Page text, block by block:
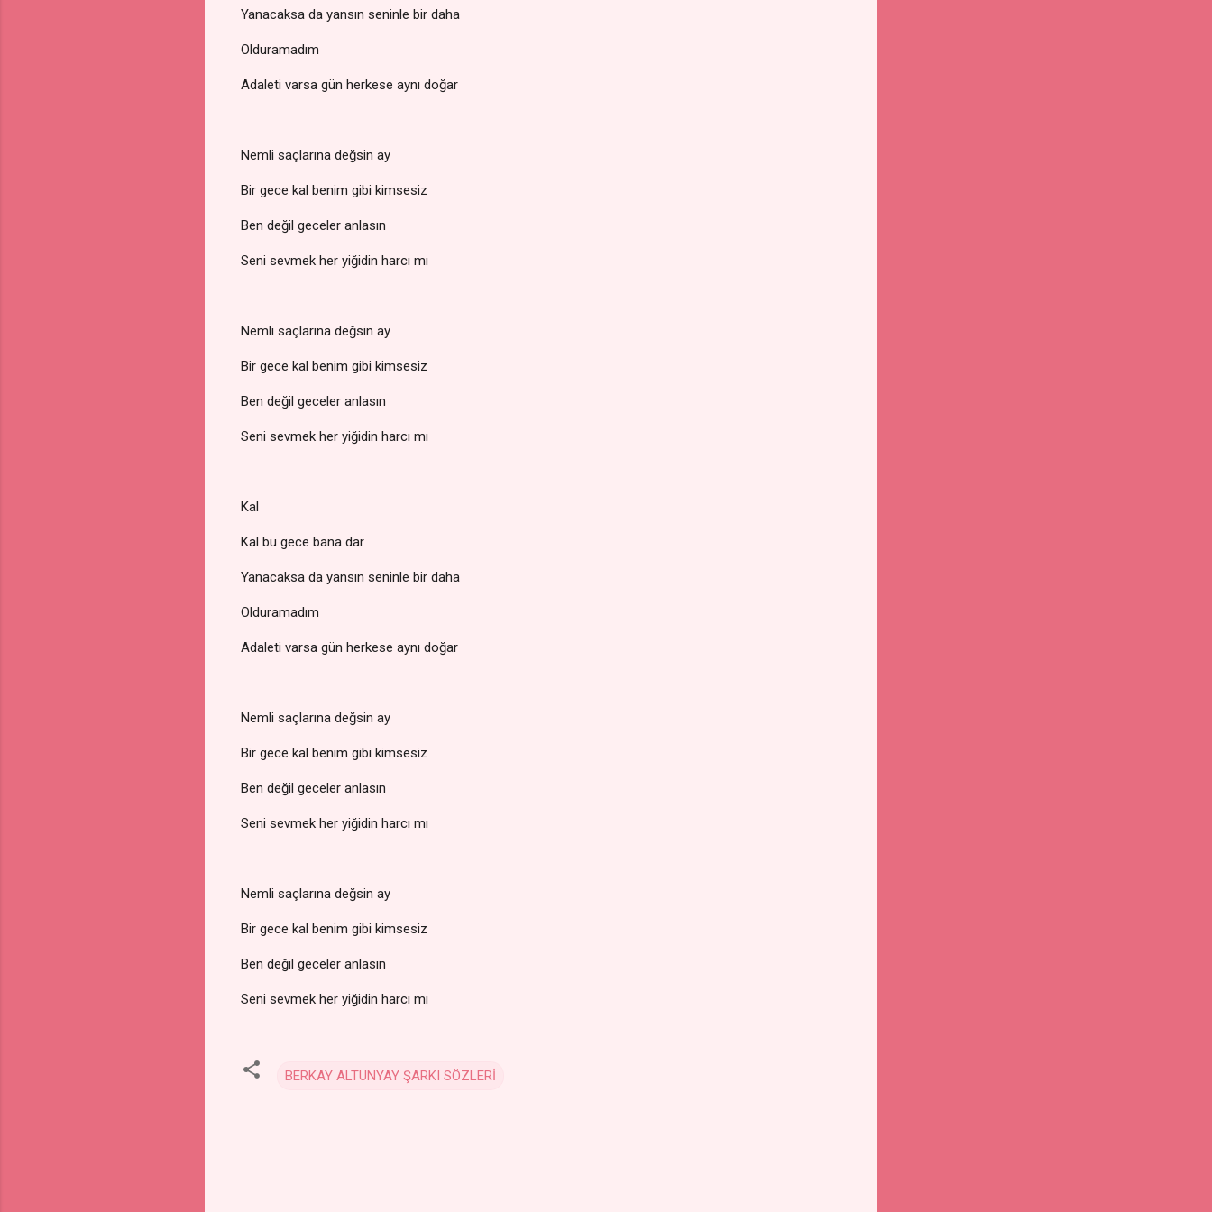
Yanacaksa da yansın seninle bir daha
Olduramadım
Adaleti varsa gün herkese aynı doğar
Nemli saçlarına değsin ay
Bir gece kal benim gibi kimsesiz
Ben değil geceler anlasın
Seni sevmek her yiğidin harcı mı
Nemli saçlarına değsin ay
Bir gece kal benim gibi kimsesiz
Ben değil geceler anlasın
Seni sevmek her yiğidin harcı mı
Kal
Kal bu gece bana dar
Yanacaksa da yansın seninle bir daha
Olduramadım
Adaleti varsa gün herkese aynı doğar
Nemli saçlarına değsin ay
Bir gece kal benim gibi kimsesiz
Ben değil geceler anlasın
Seni sevmek her yiğidin harcı mı
Nemli saçlarına değsin ay
Bir gece kal benim gibi kimsesiz
Ben değil geceler anlasın
Seni sevmek her yiğidin harcı mı
BERKAY ALTUNYAY ŞARKI SÖZLERİ